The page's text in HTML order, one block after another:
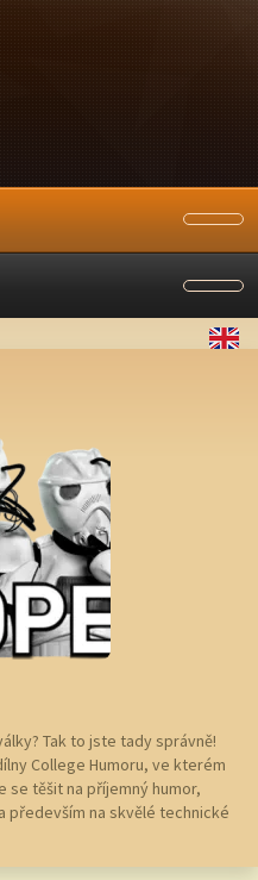
Tak to jste tady správně!
College Humoru, ve kterém
se těšit na příjemný humor,
na skvělé technické